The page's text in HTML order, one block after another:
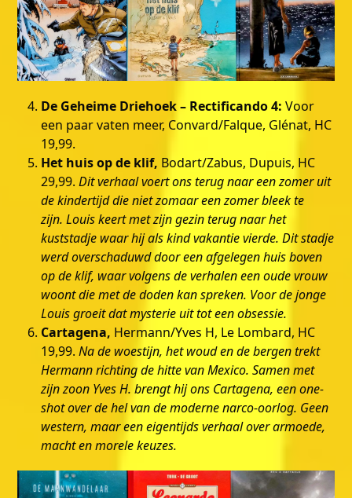
De Geheime Driehoek – Rectificando 4: Voor
een paar vaten meer, Convard/Falque, Glénat, HC
19,99.
Het huis op de klif, Bodart/Zabus, Dupuis, HC
29,99.Dit verhaal voert ons terug naar een zomer uit
de kindertijd die niet zomaar een zomer bleek te
zijn. Louis keert met zijn gezin terug naar het
kuststadje waar hij als kind vakantie vierde. Dit stadje
werd overschaduwd door een afgelegen huis boven
op de klif, waar volgens de verhalen een oude vrouw
woont die met de doden kan spreken. Voor de jonge
Louis groeit dat mysterie uit tot een obsessie.
Cartagena, Hermann/Yves H, Le Lombard, HC
19,99.Na de woestijn, het woud en de bergen trekt
Hermann richting de hitte van Mexico. Samen met
zijn zoon Yves H. brengt hij ons Cartagena, een one-
shot over de hel van de moderne narco-oorlog. Geen
western, maar een eigentijds verhaal over armoede,
macht en morele keuzes.